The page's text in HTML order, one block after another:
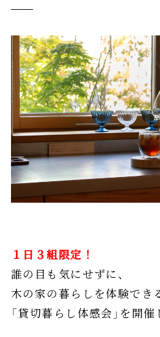
１日３組限定！
誰の目も気にせずに、
木の家の暮らしを体験でき
「貸切暮らし体感会」を開催